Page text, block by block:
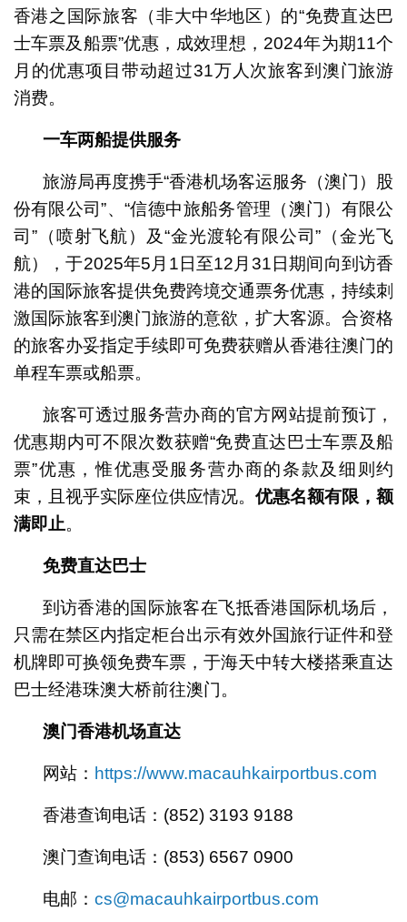
香港之国际旅客（非大中华地区）的“免费直达巴
士车票及船票”优惠，成效理想，2024年为期11个
月的优惠项目带动超过31万人次旅客到澳门旅游
消费。
一车两船提供服务
旅游局再度携手“香港机场客运服务（澳门）股
份有限公司”、“信德中旅船务管理（澳门）有限公
司”（喷射飞航）及“金光渡轮有限公司”（金光飞
航），于2025年5月1日至12月31日期间向到访香
港的国际旅客提供免费跨境交通票务优惠，持续刺
激国际旅客到澳门旅游的意欲，扩大客源。合资格
的旅客办妥指定手续即可免费获赠从香港往澳门的
单程车票或船票。
旅客可透过服务营办商的官方网站提前预订，
优惠期内可不限次数获赠“免费直达巴士车票及船
票”优惠，惟优惠受服务营办商的条款及细则约
束，且视乎实际座位供应情况。优惠名额有限，额
满即止。
免费直达巴士
到访香港的国际旅客在飞抵香港国际机场后，
只需在禁区内指定柜台出示有效外国旅行证件和登
机牌即可换领免费车票，于海天中转大楼搭乘直达
巴士经港珠澳大桥前往澳门。
澳门香港机场直达
网站： https://www.macauhkairportbus.com
香港查询电话：(852) 3193 9188
澳门查询电话：(853) 6567 0900
电邮： cs@macauhkairportbus.com